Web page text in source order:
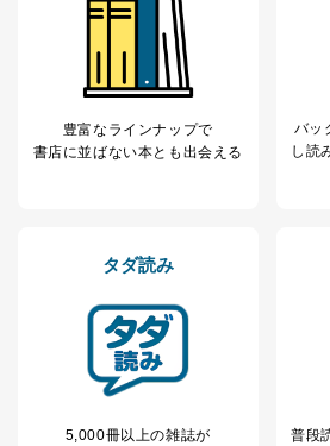
制定：2005年4月1日
株式会社富士山マガジンサービス
代表取締役会長 西野 伸一郎
個人情報の取扱いについて
１．個人情報保護管理者
東京都渋谷区南平台町16-11
株式会社富士山マガジンサービス
代表取締役会長 西野 伸一郎
個人情報保護管理者: 経営管理グル
田 嘉也
豊富なラインナップで
書店に並ばない本とも出会える
バッ
し読
タダ読み
5,000冊以上の雑誌が
普段